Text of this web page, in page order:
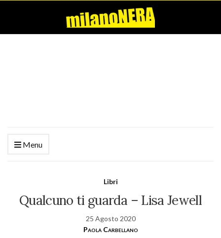
Menu
Libri
Qualcuno ti guarda – Lisa Jewell
25 Agosto 2020
Paola Carbellano